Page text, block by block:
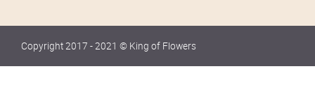
Copyright 2017 - 2021 © King of Flowers